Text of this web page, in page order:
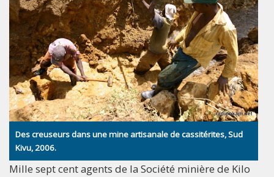
Des creuseurs dans une mine artisanale de cassitérites, Sud
Kivu, 2006.
Mille sept cent agents de la Société minière de Kilo